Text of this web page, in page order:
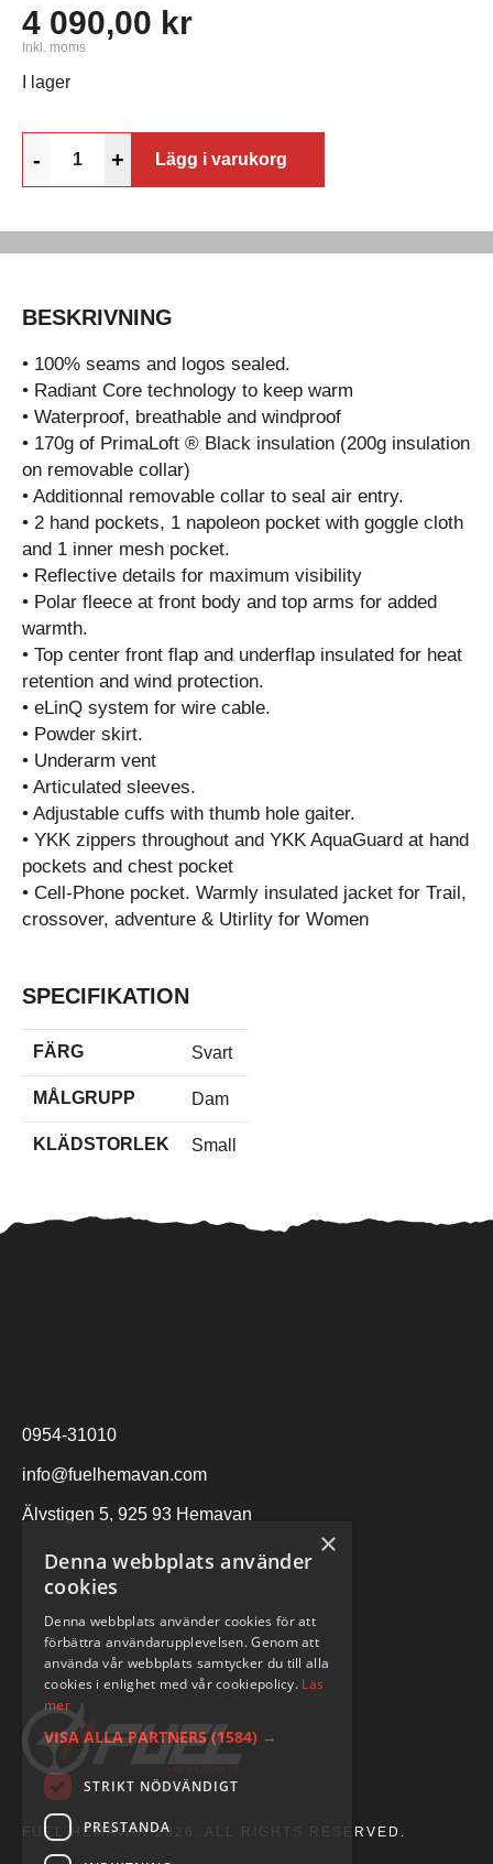
4 090,00 kr
Inkl. moms
I lager
- + Lägg i varukorg
BESKRIVNING
• 100% seams and logos sealed.
• Radiant Core technology to keep warm
• Waterproof, breathable and windproof
• 170g of PrimaLoft ® Black insulation (200g insulation
on removable collar)
• Additionnal removable collar to seal air entry.
• 2 hand pockets, 1 napoleon pocket with goggle cloth
and 1 inner mesh pocket.
• Reflective details for maximum visibility
• Polar fleece at front body and top arms for added
warmth.
• Top center front flap and underflap insulated for heat
retention and wind protection.
• eLinQ system for wire cable.
• Powder skirt.
• Underarm vent
• Articulated sleeves.
• Adjustable cuffs with thumb hole gaiter.
• YKK zippers throughout and YKK AquaGuard at hand
pockets and chest pocket
• Cell-Phone pocket. Warmly insulated jacket for Trail,
crossover, adventure & Utirlity for Women
SPECIFIKATION
FÄRG Svart
MÅLGRUPP Dam
KLÄDSTORLEK Small
0954-31010
info@fuelhemavan.com
Älvstigen 5, 925 93 Hemavan
FUEL HEMAVAN 2026. ALL RIGHTS RESERVED.
×
Denna webbplats använder
cookies
Denna webbplats använder cookies för att
förbättra användarupplevelsen. Genom att
använda vår webbplats samtycker du till alla
cookies i enlighet med vår cookiepolicy. Läs
mer
VISA ALLA PARTNERS (1584) →
STRIKT NÖDVÄNDIGT
PRESTANDA